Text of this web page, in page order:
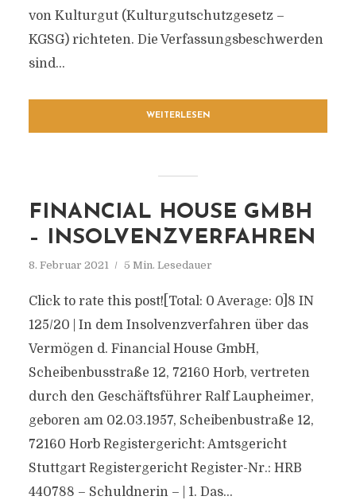
von Kulturgut (Kulturgutschutzgesetz –
KGSG) richteten. Die Verfassungsbeschwerden
sind...
WEITERLESEN
FINANCIAL HOUSE GMBH
– INSOLVENZVERFAHREN
8. Februar 2021 5 Min. Lesedauer
Click to rate this post![Total: 0 Average: 0]8 IN
125/20 | In dem Insolvenzverfahren über das
Vermögen d. Financial House GmbH,
Scheibenbusstraße 12, 72160 Horb, vertreten
durch den Geschäftsführer Ralf Laupheimer,
geboren am 02.03.1957, Scheibenbustraße 12,
72160 Horb Registergericht: Amtsgericht
Stuttgart Registergericht Register-Nr.: HRB
440788 – Schuldnerin – | 1. Das...